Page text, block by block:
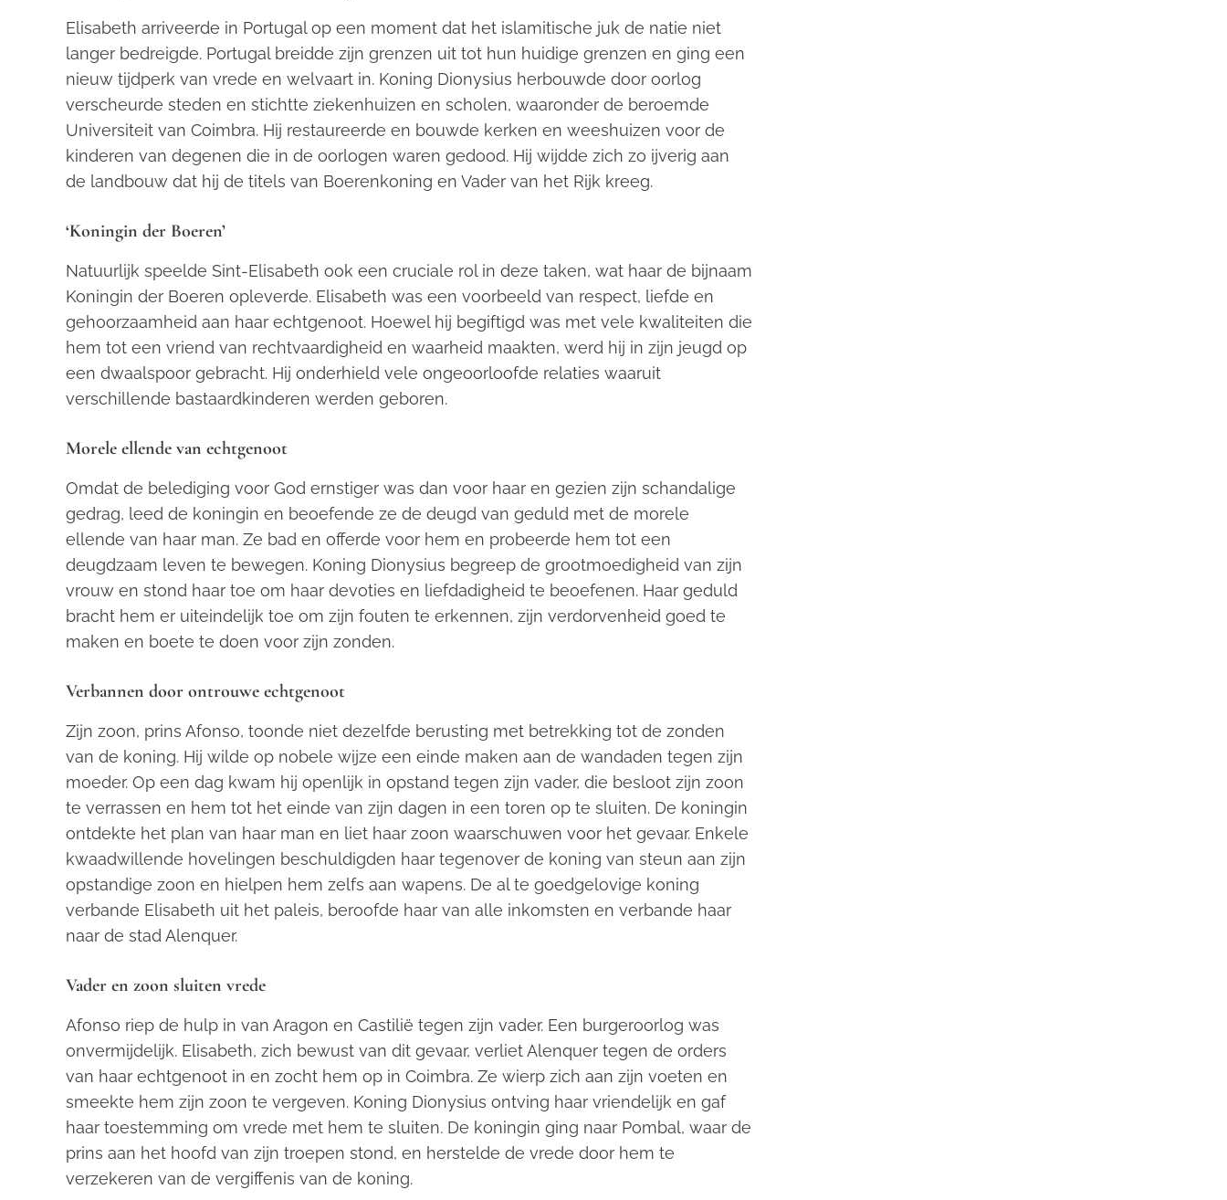
Elisabeth arriveerde in Portugal op een moment dat het islamitische juk de natie niet
langer bedreigde. Portugal breidde zijn grenzen uit tot hun huidige grenzen en ging een
nieuw tijdperk van vrede en welvaart in. Koning Dionysius herbouwde door oorlog
verscheurde steden en stichtte ziekenhuizen en scholen, waaronder de beroemde
Universiteit van Coimbra. Hij restaureerde en bouwde kerken en weeshuizen voor de
kinderen van degenen die in de oorlogen waren gedood. Hij wijdde zich zo ijverig aan
de landbouw dat hij de titels van Boerenkoning en Vader van het Rijk kreeg.
‘Koningin der Boeren’
Natuurlijk speelde Sint-Elisabeth ook een cruciale rol in deze taken, wat haar de bijnaam
Koningin der Boeren opleverde. Elisabeth was een voorbeeld van respect, liefde en
gehoorzaamheid aan haar echtgenoot. Hoewel hij begiftigd was met vele kwaliteiten die
hem tot een vriend van rechtvaardigheid en waarheid maakten, werd hij in zijn jeugd op
een dwaalspoor gebracht. Hij onderhield vele ongeoorloofde relaties waaruit
verschillende bastaardkinderen werden geboren.
Morele ellende van echtgenoot
Omdat de belediging voor God ernstiger was dan voor haar en gezien zijn schandalige
gedrag, leed de koningin en beoefende ze de deugd van geduld met de morele
ellende van haar man. Ze bad en offerde voor hem en probeerde hem tot een
deugdzaam leven te bewegen. Koning Dionysius begreep de grootmoedigheid van zijn
vrouw en stond haar toe om haar devoties en liefdadigheid te beoefenen. Haar geduld
bracht hem er uiteindelijk toe om zijn fouten te erkennen, zijn verdorvenheid goed te
maken en boete te doen voor zijn zonden.
Verbannen door ontrouwe echtgenoot
Zijn zoon, prins Afonso, toonde niet dezelfde berusting met betrekking tot de zonden
van de koning. Hij wilde op nobele wijze een einde maken aan de wandaden tegen zijn
moeder. Op een dag kwam hij openlijk in opstand tegen zijn vader, die besloot zijn zoon
te verrassen en hem tot het einde van zijn dagen in een toren op te sluiten. De koningin
ontdekte het plan van haar man en liet haar zoon waarschuwen voor het gevaar. Enkele
kwaadwillende hovelingen beschuldigden haar tegenover de koning van steun aan zijn
opstandige zoon en hielpen hem zelfs aan wapens. De al te goedgelovige koning
verbande Elisabeth uit het paleis, beroofde haar van alle inkomsten en verbande haar
naar de stad Alenquer.
Vader en zoon sluiten vrede
Afonso riep de hulp in van Aragon en Castilië tegen zijn vader. Een burgeroorlog was
onvermijdelijk. Elisabeth, zich bewust van dit gevaar, verliet Alenquer tegen de orders
van haar echtgenoot in en zocht hem op in Coimbra. Ze wierp zich aan zijn voeten en
smeekte hem zijn zoon te vergeven. Koning Dionysius ontving haar vriendelijk en gaf
haar toestemming om vrede met hem te sluiten. De koningin ging naar Pombal, waar de
prins aan het hoofd van zijn troepen stond, en herstelde de vrede door hem te
verzekeren van de vergiffenis van de koning.